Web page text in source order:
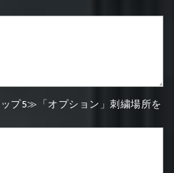
プ5≫「オプション」刺繍場所を